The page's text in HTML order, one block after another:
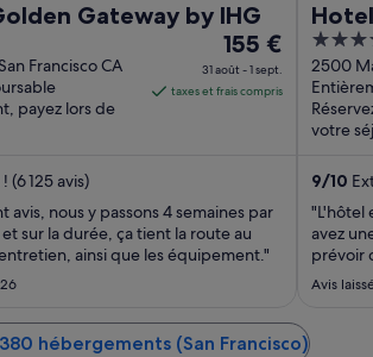
Gateway by IHG
Francisco CA
payez lors de
Le
prix
est
août
au 1
sept..
155 €
31 août - 1 sept.
taxes et frais compris
(6 125 avis)
avis, nous y passons 4 semaines par
sur la durée, ça tient la route au
ainsi que les équipement."
4
out
of
5
2500
votre
9/10
"L'hôtel
avez
prévoir
Avis
hébergements (San Francisco)